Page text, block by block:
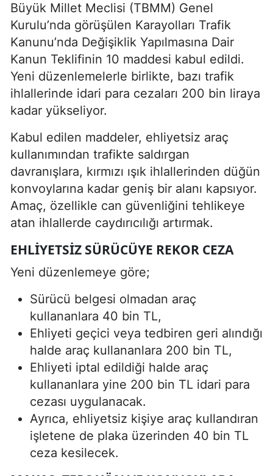
Büyük Millet Meclisi (TBMM) Genel
Kurulu’nda görüşülen Karayolları Trafik
Kanunu’nda Değişiklik Yapılmasına Dair
Kanun Teklifinin 10 maddesi kabul edildi.
Yeni düzenlemelerle birlikte, bazı trafik
ihlallerinde idari para cezaları 200 bin liraya
kadar yükseliyor.
Kabul edilen maddeler, ehliyetsiz araç
kullanımından trafikte saldırgan
davranışlara, kırmızı ışık ihlallerinden düğün
konvoylarına kadar geniş bir alanı kapsıyor.
Amaç, özellikle can güvenliğini tehlikeye
atan ihlallerde caydırıcılığı artırmak.
EHLIYETSIZ SÜRÜCÜYE REKOR CEZA
Yeni düzenlemeye göre;
Sürücü belgesi olmadan araç
kullananlara 40 bin TL,
Ehliyeti geçici veya tedbiren geri alındığı
halde araç kullananlara 200 bin TL,
Ehliyeti iptal edildiği halde araç
kullananlara yine 200 bin TL idari para
cezası uygulanacak.
Ayrıca, ehliyetsiz kişiye araç kullandıran
işletene de plaka üzerinden 40 bin TL
ceza kesilecek.